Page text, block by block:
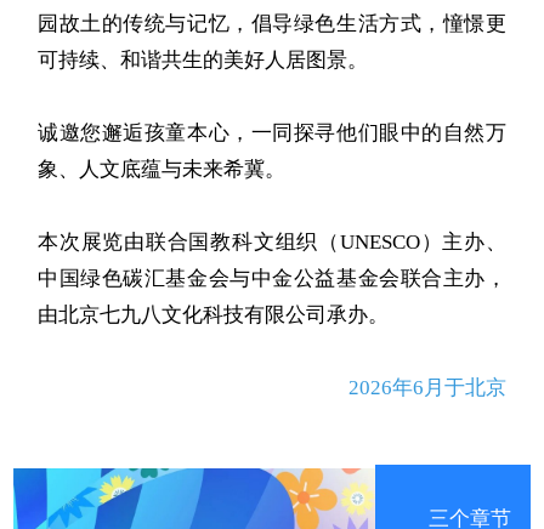
园故土的传统与记忆，倡导绿色生活方式，憧憬更
可持续、和谐共生的美好人居图景。
诚邀您邂逅孩童本心，一同探寻他们眼中的自然万
象、人文底蕴与未来希冀。
本次展览由联合国教科文组织（UNESCO）主办、
中国绿色碳汇基金会与中金公益基金会联合主办，
由北京七九八文化科技有限公司承办。
2026年6月于北京
三个章节